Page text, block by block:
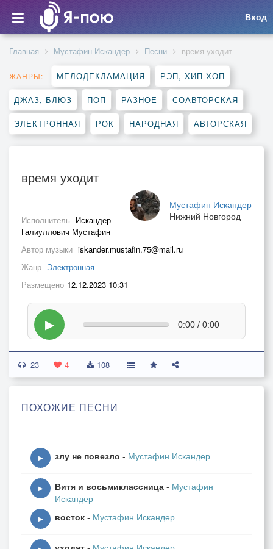
Вход
Главная Мустафин Искандер Песни время уходит
ЖАНРЫ: МЕЛОДЕКЛАМАЦИЯ РЭП, ХИП-ХОП
ДЖАЗ, БЛЮЗ ПОП РАЗНОЕ СОАВТОРСКАЯ
ЭЛЕКТРОННАЯ РОК НАРОДНАЯ АВТОРСКАЯ
время уходит
Мустафин Искандер
Нижний Новгород
Исполнитель Искандер
Галиуллович Мустафин
Автор музыки iskander.mustafin.75@mail.ru
Жанр Электронная
Размещено 12.12.2023 10:31
▶ 0:00 / 0:00
23 4 108
ПОХОЖИЕ ПЕСНИ
▶ злу не повезло - Мустафин Искандер
▶ Витя и восьмиклассница - Мустафин
Искандер
▶ восток - Мустафин Искандер